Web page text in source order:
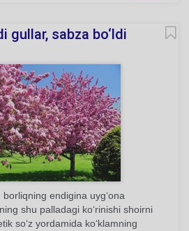
gullar, sabza bo‘ldi
endigina uyg‘ona
shu palladagi ko‘rinishi shoirni
so‘z yordamida ko‘klamning